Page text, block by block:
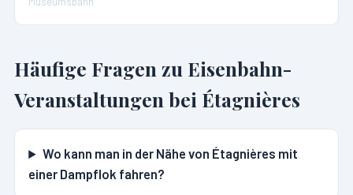
Häufige Fragen zu Eisenbahn-
Veranstaltungen bei Étagnières
Wo kann man in der Nähe von Étagnières mit
einer Dampflok fahren?